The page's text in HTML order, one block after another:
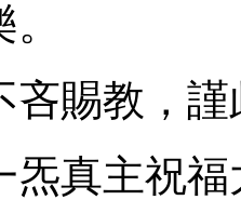
吝賜教，謹
炁真主祝